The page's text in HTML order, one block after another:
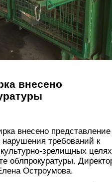
внесено
внесено представление
требований к
зрелищных
облпрокуратуры.
Остроумова.